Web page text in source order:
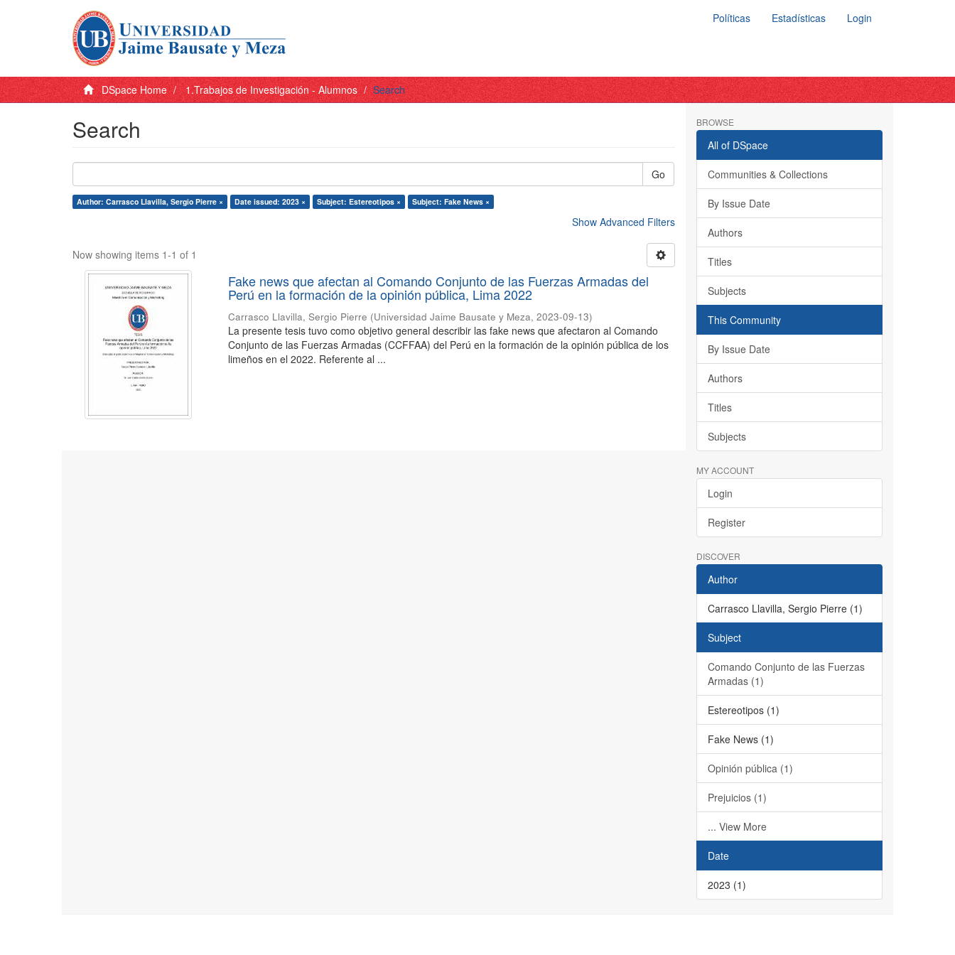
Políticas Estadísticas Login
DSpace Home 1.Trabajos de Investigación - Alumnos Search
Search
Go
Author: Carrasco Llavilla, Sergio Pierre × Date issued: 2023 × Subject: Estereotipos × Subject: Fake News ×
Show Advanced Filters
Now showing items 1-1 of 1
Fake news que afectan al Comando Conjunto de las Fuerzas Armadas del
Perú en la formación de la opinión pública, Lima 2022
Carrasco Llavilla, Sergio Pierre (Universidad Jaime Bausate y Meza,2023-09-13)
La presente tesis tuvo como objetivo general describir las fake news que afectaron al Comando
Conjunto de las Fuerzas Armadas (CCFFAA) del Perú en la formación de la opinión pública de los
limeños en el 2022. Referente al ...
BROWSE
All of DSpace
Communities & Collections
By Issue Date
Authors
Titles
Subjects
This Community
By Issue Date
Authors
Titles
Subjects
MY ACCOUNT
Login
Register
DISCOVER
Author
Carrasco Llavilla, Sergio Pierre (1)
Subject
Comando Conjunto de las Fuerzas
Armadas (1)
Estereotipos (1)
Fake News (1)
Opinión pública (1)
Prejuicios (1)
... View More
Date
2023 (1)